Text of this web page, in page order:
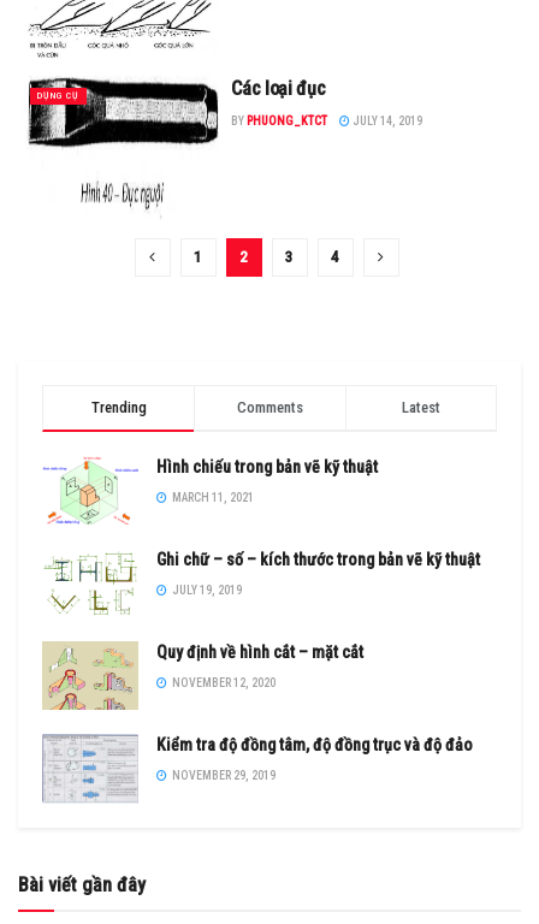
DỤNG CỤ Các loại đục
BY PHUONG_KTCT JULY 14, 2019
1 2 3 4
Trending Comments Latest
Hình chiếu trong bản vẽ kỹ thuật
MARCH 11, 2021
Ghi chữ – số – kích thước trong bản vẽ kỹ thuật
JULY 19, 2019
Quy định về hình cắt – mặt cắt
NOVEMBER 12, 2020
Kiểm tra độ đồng tâm, độ đồng trục và độ đảo
NOVEMBER 29, 2019
Bài viết gần đây